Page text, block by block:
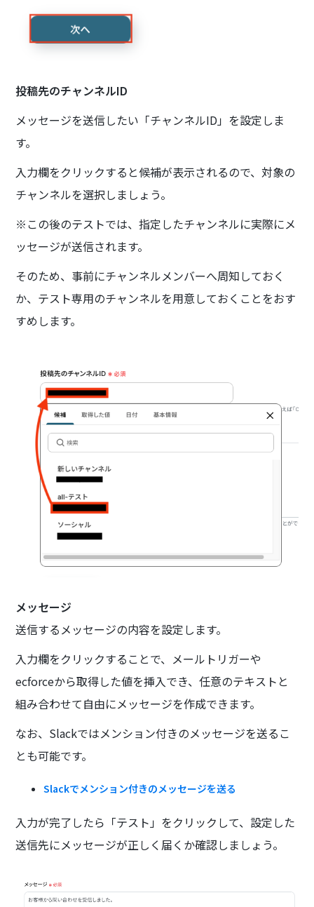
投稿先のチャンネルID
メッセージを送信したい「チャンネルID」を設定しま
す。
入力欄をクリックすると候補が表示されるので、対象の
チャンネルを選択しましょう。
※この後のテストでは、指定したチャンネルに実際にメ
ッセージが送信されます。
そのため、事前にチャンネルメンバーへ周知しておく
か、テスト専用のチャンネルを用意しておくことをおす
すめします。
メッセージ
送信するメッセージの内容を設定します。
入力欄をクリックすることで、メールトリガーや
ecforceから取得した値を挿入でき、任意のテキストと
組み合わせて自由にメッセージを作成できます。
なお、Slackではメンション付きのメッセージを送るこ
とも可能です。
Slackでメンション付きのメッセージを送る
入力が完了したら「テスト」をクリックして、設定した
送信先にメッセージが正しく届くか確認しましょう。